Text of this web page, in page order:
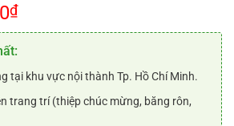
₫Giá
hiện
tại
là:
500.000₫.
tại khu vực nội thành Tp. Hồ Chí Minh.
trang trí (thiệp chúc mừng, băng rôn,